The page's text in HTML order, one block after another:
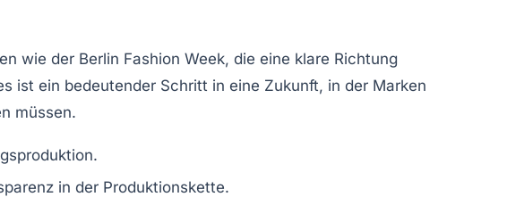
wie der Berlin Fashion Week, die eine klare Richtung
ist ein bedeutender Schritt in eine Zukunft, in der Marken
müssen.
in der Produktionskette.